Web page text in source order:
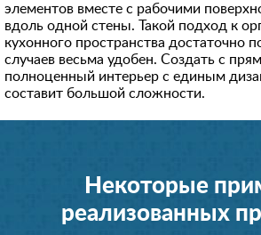
элементов вместе с рабочими
вдоль одной стены. Такой подход к
кухонного пространства достаточно
случаев весьма удобен. Создать с
полноценный интерьер с единым
составит большой сложности.
Некоторые
реализованных